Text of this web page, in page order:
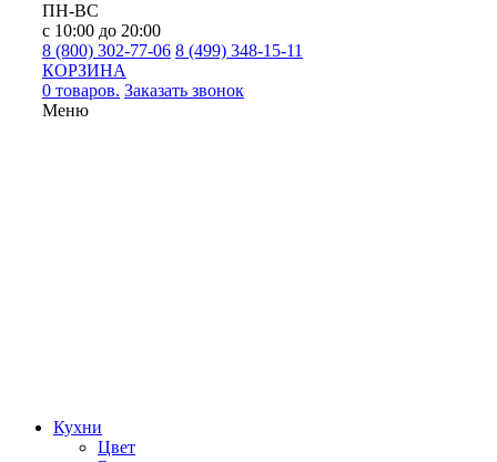
ПН-ВС
с 10:00 до 20:00
8 (800) 302-77-06 8 (499) 348-15-11
КОРЗИНА
0 товаров. Заказать звонок
Меню
Кухни
Цвет